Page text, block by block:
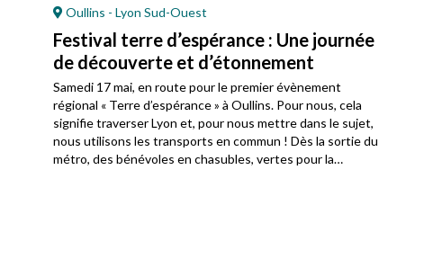
Oullins - Lyon Sud-Ouest
Festival terre d’espérance : Une journée
de découverte et d’étonnement
Samedi 17 mai, en route pour le premier évènement
régional « Terre d’espérance » à Oullins. Pour nous, cela
signifie traverser Lyon et, pour nous mettre dans le sujet,
nous utilisons les transports en commun ! Dès la sortie du
métro, des bénévoles en chasubles, vertes pour la